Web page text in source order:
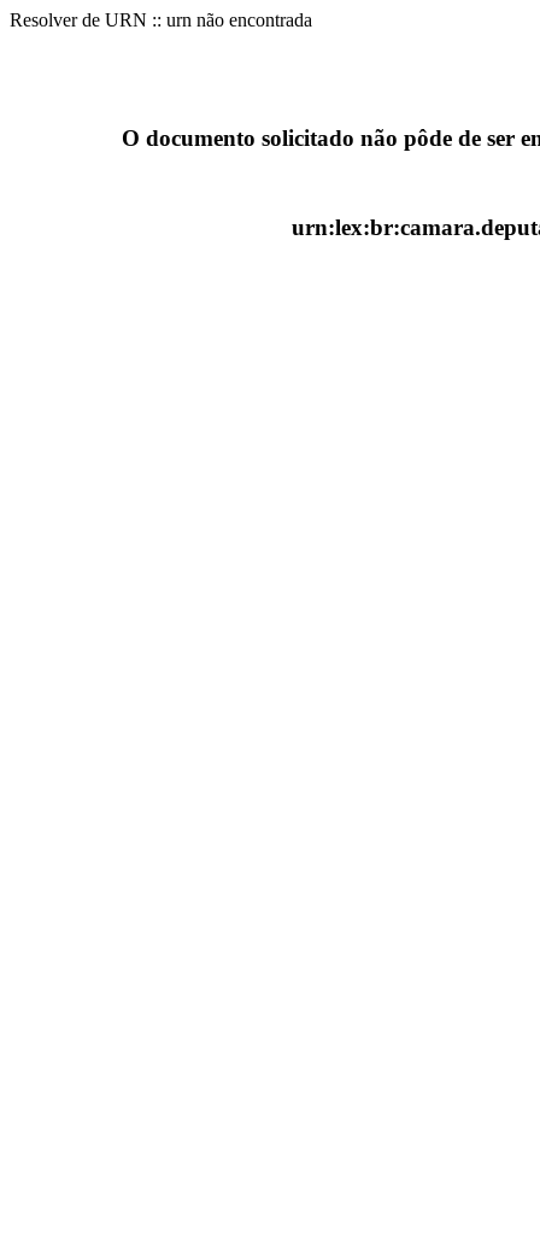
Resolver de URN :: urn não encontrada
O documento solicitado não pôde de ser